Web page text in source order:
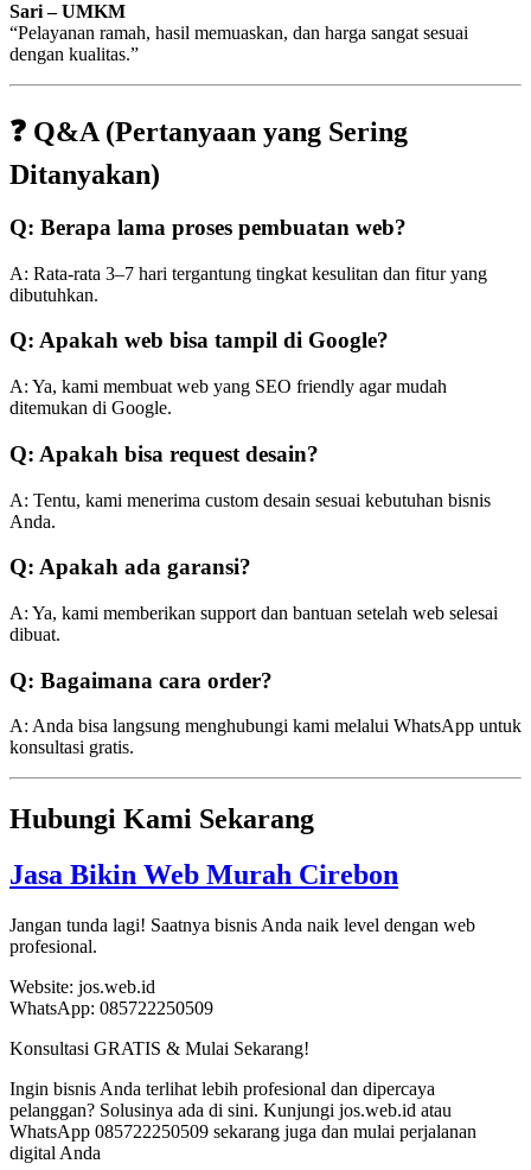
Sari – UMKM
“Pelayanan ramah, hasil memuaskan, dan harga sangat sesuai
dengan kualitas.”
❓ Q&A (Pertanyaan yang Sering
Ditanyakan)
Q: Berapa lama proses pembuatan web?
A: Rata-rata 3–7 hari tergantung tingkat kesulitan dan fitur yang
dibutuhkan.
Q: Apakah web bisa tampil di Google?
A: Ya, kami membuat web yang SEO friendly agar mudah
ditemukan di Google.
Q: Apakah bisa request desain?
A: Tentu, kami menerima custom desain sesuai kebutuhan bisnis
Anda.
Q: Apakah ada garansi?
A: Ya, kami memberikan support dan bantuan setelah web selesai
dibuat.
Q: Bagaimana cara order?
A: Anda bisa langsung menghubungi kami melalui WhatsApp untuk
konsultasi gratis.
Hubungi Kami Sekarang
Jasa Bikin Web Murah Cirebon
Jangan tunda lagi! Saatnya bisnis Anda naik level dengan web
profesional.
Website: jos.web.id
WhatsApp: 085722250509
Konsultasi GRATIS & Mulai Sekarang!
Ingin bisnis Anda terlihat lebih profesional dan dipercaya
pelanggan? Solusinya ada di sini. Kunjungi jos.web.id atau
WhatsApp 085722250509 sekarang juga dan mulai perjalanan
digital Anda